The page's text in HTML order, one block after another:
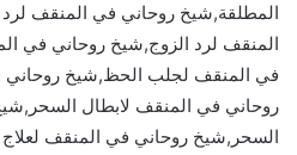
المطلقة,شيخ روحاني في المنقف
المنقف لرد الزوج,شيخ روحاني في
في المنقف لجلب الحظ,شيخ روحاني
روحاني في المنقف لابطال
السحر,شيخ روحاني في المنقف